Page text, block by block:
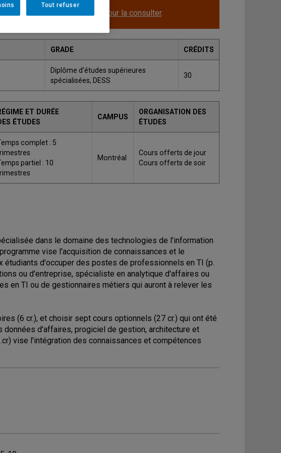
est disponible. Cliquez ici pour la consulter.
GRADE CRÉDITS
Diplôme d'études supérieures
spécialisées, DESS
30
ET DURÉE
ÉTUDES
CAMPUS
ORGANISATION DES
ÉTUDES
complet : 5
partiel : 10
Montréal
Cours offerts de jour
Cours offerts de soir
dans le domaine des technologies de l'information
vise l'acquisition de connaissances et le
d'occuper des postes de professionnels en TI (p.
ou d'entreprise, spécialiste en analytique d'affaires ou
en TI ou de gestionnaires métiers qui auront à relever les
(6 cr.), et choisir sept cours optionnels (27 cr.) qui ont été
d'affaires, progiciel de gestion, architecture et
vise l'intégration des connaissances et compétences
Tout refuser